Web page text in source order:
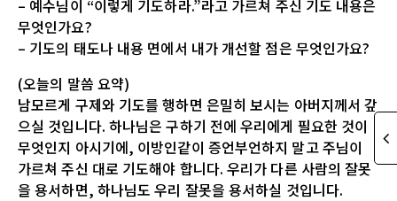
– 예수님이 “이렇게 기도하라.”라고 가르쳐 주신 기도 내용은
무엇인가요?
– 기도의 태도나 내용 면에서 내가 개선할 점은 무엇인가요?
(오늘의 말씀 요약)
남모르게 구제와 기도를 행하면 은밀히 보시는 아버지께서 갚
으실 것입니다. 하나님은 구하기 전에 우리에게 필요한 것이
무엇인지 아시기에, 이방인같이 증언부언하지 말고 주님이
가르쳐 주신 대로 기도해야 합니다. 우리가 다른 사람의 잘못
을 용서하면, 하나님도 우리 잘못을 용서하실 것입니다.